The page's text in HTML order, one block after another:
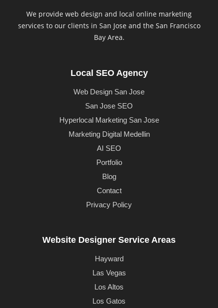
We provide web design and local online marketing
services to our clients in San Jose and the San Francisco
Bay Area.
Local SEO Agency
Web Design San Jose
San Jose SEO
Hyperlocal Marketing San Jose
Marketing Digital Medellin
AI SEO
Portfolio
Blog
Contact
Privacy Policy
Website Designer Service Areas
Hayward
Las Vegas
Los Altos
Los Gatos